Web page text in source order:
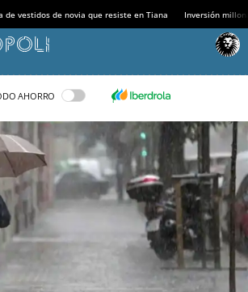
de vestidos de novia que resiste en Tiana Inversión
AHORRO